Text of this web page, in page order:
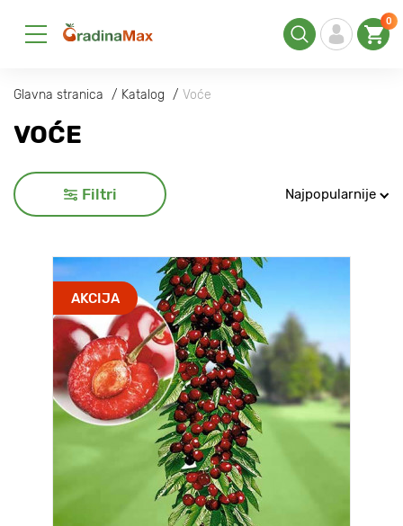
0
Glavna stranica Katalog Voće
VOĆE
Filtri Najpopularnije
AKCIJA